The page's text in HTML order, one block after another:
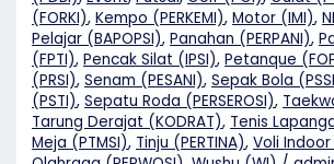
(FORKI),Kempo (PERKEMI),Motor (IMI),
Pelajar (BAPOPSI),Panahan (PERPANI),
(FPTI),Pencak Silat (IPSI),Petanque
(PRSI),Senam (PESANI),Sepak Bola
(PSTI),Sepatu Roda (PERSEROSI),
Tarung Derajat (KODRAT), Tenis
Meja (PTMSI), Tinju (PERTINA),Voli Indoor